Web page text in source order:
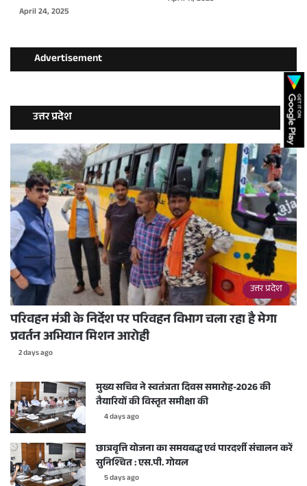
April 24, 2025
Advertisement
उत्तर प्रदेश
उत्तर प्रदेश
परिवहन मंत्री के निर्देश पर परिवहन विभाग चला रहा है मेगा
प्रवर्तन अभियान मिशन आरोही
2 days ago
मुख्य सचिव ने स्वतंत्रता दिवस समारोह-2026 की
तैयारियों की विस्तृत समीक्षा की
4 days ago
छात्रवृत्ति योजना का समयबद्ध एवं पारदर्शी संचालन करें
सुनिश्चित : एस.पी. गोयल
5 days ago